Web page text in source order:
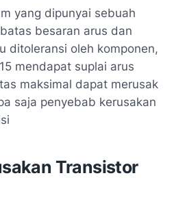
yang dipunyai sebuah
besaran arus dan
ditoleransi oleh komponen,
mendapat suplai arus
maksimal dapat merusak
saja penyebab kerusakan
Transistor